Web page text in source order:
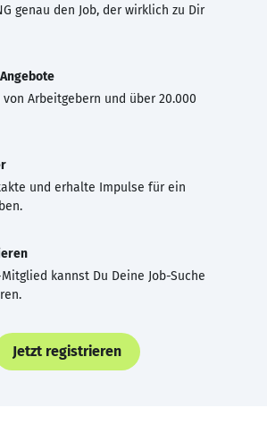
genau den Job, der wirklich zu Dir
Arbeitgebern und über 20.000
und erhalte Impulse für ein
kannst Du Deine Job-Suche
Jetzt registrieren